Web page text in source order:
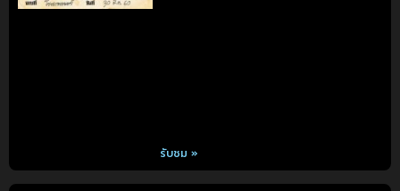
รับชม »